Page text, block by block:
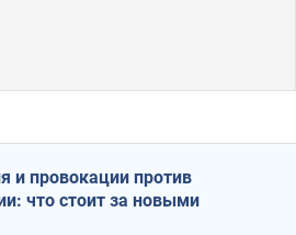
и провокации против
что стоит за новыми